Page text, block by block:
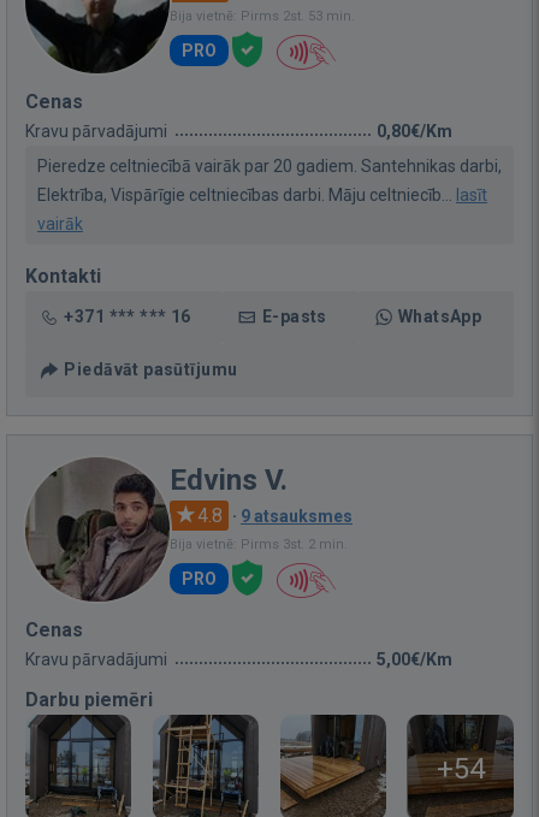
Bija vietnē: Pirms 2st. 53 min.
PRO
Cenas
Kravu pārvadājumi
0,80€/Km
Pieredze celtniecībā vairāk par 20 gadiem. Santehnikas darbi,
Elektrība, Vispārīgie celtniecības darbi. Māju celtniecīb...
lasīt
vairāk
Kontakti
+371 *** *** 16 E-pasts WhatsApp
Piedāvāt pasūtījumu
Edvins V.
4.8 · 9 atsauksmes
Bija vietnē: Pirms 3st. 2 min.
PRO
Cenas
Kravu pārvadājumi 5,00€/Km
Darbu piemēri
+54